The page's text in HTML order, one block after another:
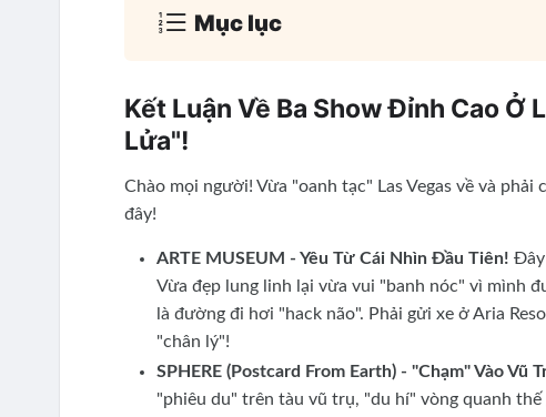
Mục lục
Kết Luận Về Ba Show Đỉnh Cao Ở
Lửa"!
Chào mọi người! Vừa "oanh tạc" Las Vegas về và
đây!
ARTE MUSEUM - Yêu Từ Cái Nhìn Đầu Tiên! Đây
Vừa đẹp lung linh lại vừa vui "banh nóc" vì mình
là đường đi hơi "hack não". Phải gửi xe ở Aria
"chân lý"!
SPHERE (Postcard From Earth) - "Chạm" Vào Vũ
"phiêu du" trên tàu vũ trụ, "du hí" vòng quanh